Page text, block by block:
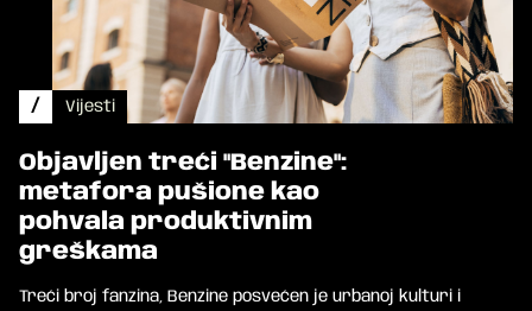
/ Vijesti
Objavljen treći "Benzine":
metafora pušione kao
pohvala produktivnim
greškama
Treći broj fanzina, Benzine posvećen je urbanoj kulturi i